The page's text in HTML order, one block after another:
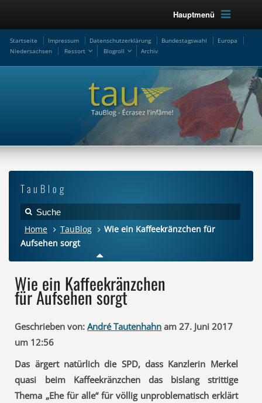
Hauptmenü
Startseite Impressum Datenschutzerklärung Bundestagswahl
Europa
Niedersachsen
Ressort Blogroll Archiv
TauBlog
Home TauBlog
Wie ein Kaffeekränzchen für
Aufsehen sorgt
Wie ein Kaffeekränzchen
für Aufsehen sorgt
Geschrieben von: André Tautenhahn am 27. Juni 2017
um 12:56
Das ärgert natürlich die SPD, dass Kanzlerin Merkel
quasi beim Kaffeekränzchen das bislang strittige
Thema „Ehe für alle“ für völlig unproblematisch erklärt